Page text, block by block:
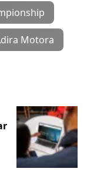
Motora